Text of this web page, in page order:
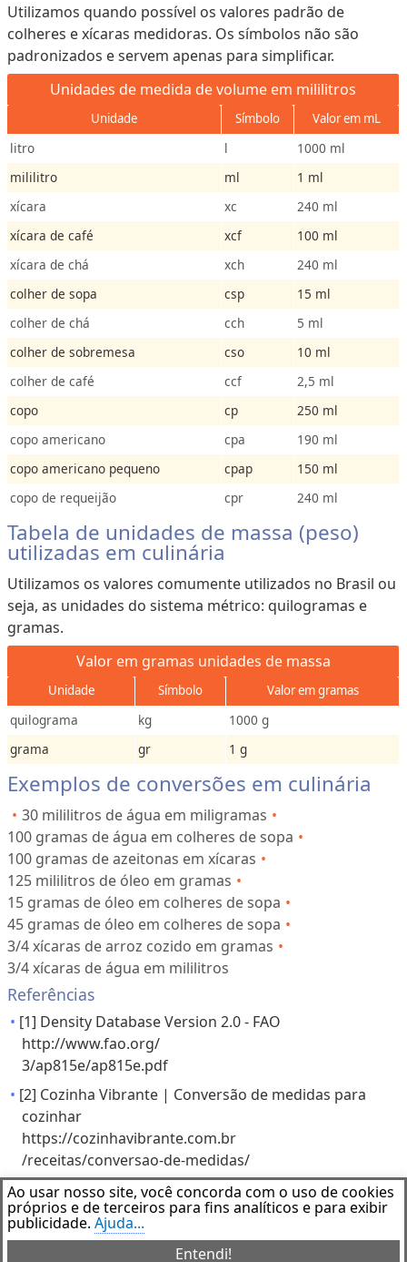
Utilizamos quando possível os valores padrão de
colheres e xícaras medidoras. Os símbolos não são
padronizados e servem apenas para simplificar.
Unidades de medida de volume em mililitros
Unidade Símbolo Valor em mL
litro l
1000 ml
mililitro
ml
1 ml
xícara
xc
240 ml
xícara de café
xcf
100 ml
xícara de chá
xch
240 ml
colher de sopa
csp
15 ml
colher de chá
cch
5 ml
colher de sobremesa
cso
10 ml
colher de café
ccf
2,5 ml
copo
cp
250 ml
copo americano
cpa
190 ml
copo americano pequeno
cpap
150 ml
copo de requeijão
cpr 240 ml
Tabela de unidades de massa (peso)
utilizadas em culinária
Utilizamos os valores comumente utilizados no Brasil ou
seja, as unidades do sistema métrico: quilogramas e
gramas.
Valor em gramas unidades de massa
Unidade Símbolo Valor em gramas
quilograma kg
1000 g
grama
gr 1 g
Exemplos de conversões em culinária
30 mililitros de água em miligramas
100 gramas de água em colheres de sopa
100 gramas de azeitonas em xícaras
125 mililitros de óleo em gramas
15 gramas de óleo em colheres de sopa
45 gramas de óleo em colheres de sopa
3/4 xícaras de arroz cozido em gramas
3/4 xícaras de água em mililitros
Referências
[1] Density Database Version 2.0 - FAO
http://www.fao.org/
3/ap815e/ap815e.pdf
[2] Cozinha Vibrante | Conversão de medidas para
cozinhar
https://cozinhavibrante.com.br
/receitas/conversao-de-medidas/
Aviso Legal
Este software de aplicação foi desenvolvido apenas para fins
educacionais. Não nos responsabilizamos por quaisquer danos
especiais, incidentais, indiretos ou conseqüentes de qualquer tipo
Ao usar nosso site, você concorda com o uso de cookies
próprios e de terceiros para fins analíticos e para exibir
publicidade. Ajuda...
Entendi!